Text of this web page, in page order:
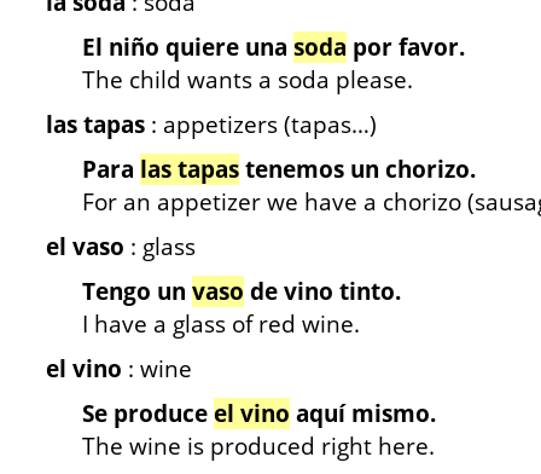
El niño quiere una soda por favor.
The child wants a soda please.
las tapas : appetizers (tapas…)
Para las tapastenemos un chorizo.
For an appetizer we have a chorizo
el vaso : glass
Tengo un vaso de vino tinto.
I have a glass of red wine.
el vino : wine
Se produceel vino aquí mismo.
The wine is produced right here.